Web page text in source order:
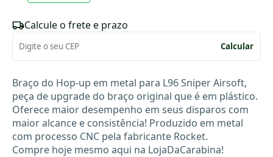
Calcule o frete e prazo
Calcular
Braço do Hop-up em metal para L96 Sniper Airsoft,
peça de upgrade do braço original que é em plástico.
Oferece maior desempenho em seus disparos com
maior alcance e consistência! Produzido em metal
com processo CNC pela fabricante Rocket.
Compre hoje mesmo aqui na LojaDaCarabina!